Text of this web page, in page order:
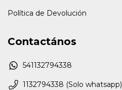
Política de Devolución
Contactános
541132794338
1132794338 (Solo whatsapp)